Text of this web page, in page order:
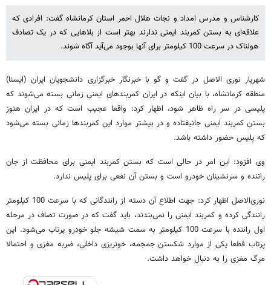
کارشناس و مدرس امداد و نجات هلال احمر استان کرمانشاه گفت: افرادی که
علاقه‌ای به بستن کمربند ایمنی ندارند بهتر است از بلاهایی که در یک تصادف
هولناک در سرعت 100 کیلومتر برای آنها بوجود می‌آید آگاه شوند.
شهریار نوری الاصل در گفت و گو با خبرنگار خبرگزاری دانشجویان ایران (ایسنا)
منطقه کرمانشاه، با بیان اینکه در ایران کمربندهای ایمنی زمانی بسته می‌شوند که
پلیسی در سر راه ظاهر شود، اظهار کرد: واقعا عجیب است که در ایران هنوز
بستن کمربند ایمنی جانیفتاده و در بیشتر موارد این کمربندها زمانی بسته می‌شود
که پلیس حضور داشته باشد.
وی افزود: این امر در حالی است که بستن کمربند ایمنی برای محافظت از جان
راننده و سرنشینان خودرو است و بستن آن نفعی برای پلیس ندارد.
نوری‌الاصل اظهار کرد: جهت اطلاع آن دسته از رانندگانی که با سرعت 100 کیلومتر
رانندگی کرده و کمربند ایمنی را نمی‌بندند، باید گفت که در صورت تصاف در مرحله
اول راننده با سرعت 100 کیلومتر به سمت شیشه جلو خودرو پرتاب می‌شود. این
پرتاب قطعا یکی از موارد شکستن جمجمه، خونریزی داخلی، ضربه مغزی و احتمالا
مرگ مغزی را به دنبال خواهد داشت.